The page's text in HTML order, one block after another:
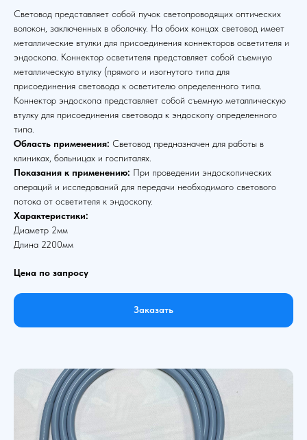
Световод представляет собой пучок светопроводящих оптических
волокон, заключенных в оболочку. На обоих концах световод имеет
металлические втулки для присоединения коннекторов осветителя и
эндоскопа. Коннектор осветителя представляет собой съемную
металлическую втулку (прямого и изогнутого типа для
присоединения световода к осветителю определенного типа.
Коннектор эндоскопа представляет собой съемную металлическую
втулку для присоединения световода к эндоскопу определенного
типа.
Область применения: Световод предназначен для работы в
клиниках, больницах и госпиталях.
Показания к применению: При проведении эндоскопических
операций и исследований для передачи необходимого светового
потока от осветителя к эндоскопу.
Характеристики:
Диаметр 2мм
Длина 2200мм
Цена по запросу
Заказать